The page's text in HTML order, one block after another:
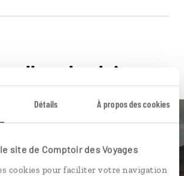
Détails À propos des cookies
site de Comptoir des Voyages
cookies pour faciliter votre navigation
aller plus loin
12 idées de voyage